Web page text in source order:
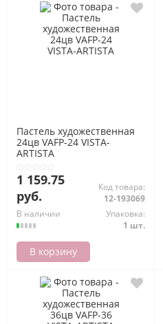
Пастель художественная
24цв VAFP-24 VISTA-
ARTISTA
1 159.75
руб.
Код товара:
12-193069
В наличии
Упаковка:
1 шт.
В корзину